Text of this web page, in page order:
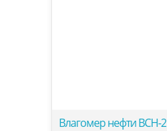
Влагомер нефти ВСН-2